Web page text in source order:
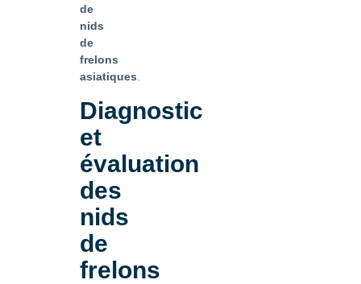
de
nids
de
frelons
asiatiques
Diagnostic
et
évaluation
des
nids
de
frelons